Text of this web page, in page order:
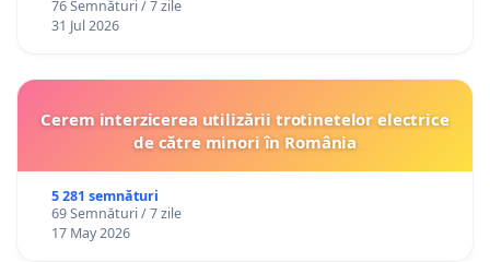
76 Semnături / 7 zile
31 Jul 2026
Cerem interzicerea utilizării trotinetelor electrice
de către minori în România
5 281 semnături
69 Semnături / 7 zile
17 May 2026